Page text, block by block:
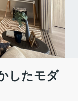
したモダ